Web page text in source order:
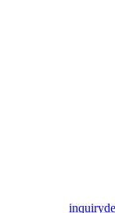
inquiry